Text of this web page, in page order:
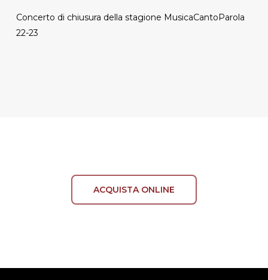
Concerto di chiusura della stagione MusicaCantoParola
22-23
ACQUISTA ONLINE